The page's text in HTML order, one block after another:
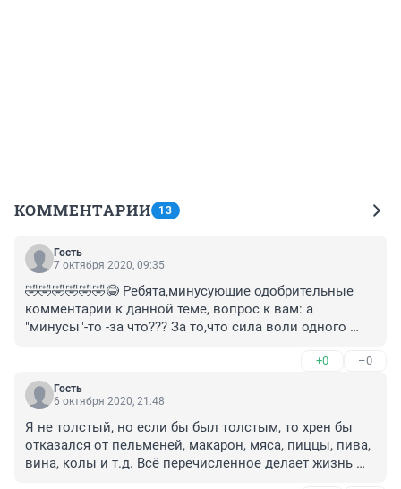
КОММЕНТАРИИ 13
Гость
7 октября 2020, 09:35
🤣🤣🤣🤣🤣🤣😂 Ребята,минусующие одобрительные
комментарии к данной теме, вопрос к вам: а
"минусы"-то -за что??? За то,что сила воли одного
+0 –0
Гость
6 октября 2020, 21:48
Я не толстый, но если бы был толстым, то хрен бы
отказался от пельменей, макарон, мяса, пиццы, пива,
вина, колы и т.д. Всё перечисленное делает жизнь